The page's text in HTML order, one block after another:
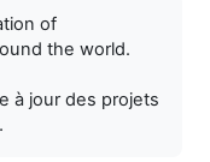
of
the world.
à jour des projets